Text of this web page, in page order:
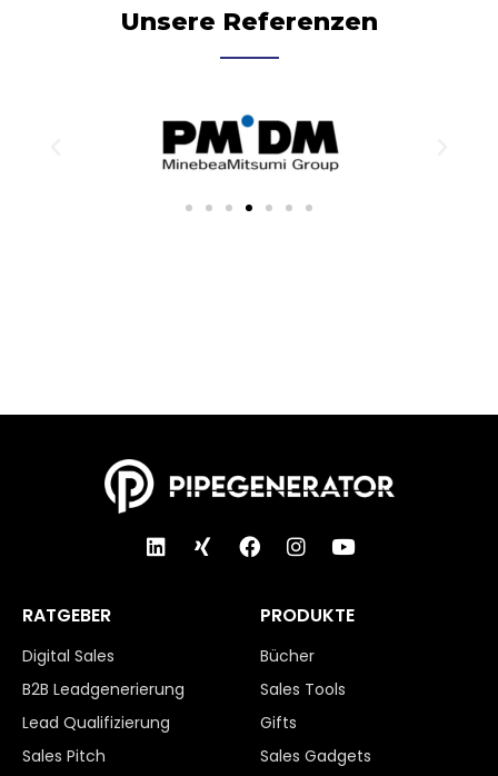
Unsere Referenzen
RATGEBER
Digital Sales
B2B Leadgenerierung
Lead Qualifizierung
Sales Pitch
PRODUKTE
Bücher
Sales Tools
Gifts
Sales Gadgets